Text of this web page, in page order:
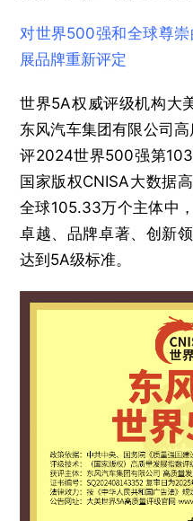
对世界500强和全球尊
展品牌重新评定
世界5A权威评级机构大
东风汽车集团有限公司
评2024世界500强第
国家版权CNISA大数据
全球105.33万个主体中
卓越、品牌卓著、创新
达到5A级标准。